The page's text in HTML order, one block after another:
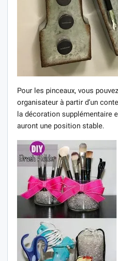
Pour les pinceaux, vous
organisateur à partir d’un
la décoration supplémentaire
auront une position stable.